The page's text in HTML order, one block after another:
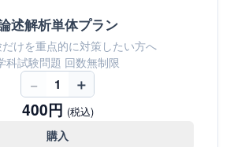
述解析単体プラン
けを重点的に対策したい方へ
科試験問題 回数無制限
− 1 ＋
400円 (税込)
購入